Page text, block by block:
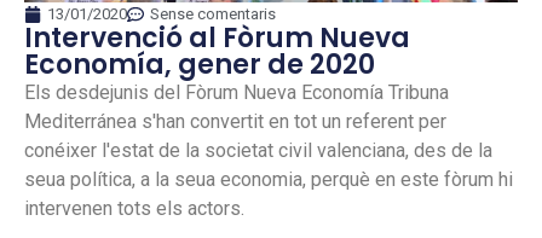
13/01/2020 Sense comentaris
Intervenció al Fòrum Nueva
Economía, gener de 2020
Els desdejunis del Fòrum Nueva Economía Tribuna
Mediterránea s'han convertit en tot un referent per
conéixer l'estat de la societat civil valenciana, des de la
seua política, a la seua economia, perquè en este fòrum hi
intervenen tots els actors.